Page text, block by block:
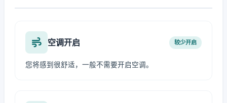
空调开启 较少开启
您将感到很舒适，一般不需要开启空调。